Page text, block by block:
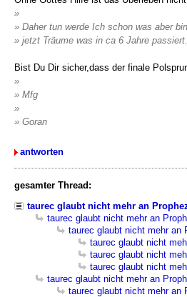
»
» Daher tun werde Ich schon was aber
» jetzt Träume was in ca 6 Jahre passiert.
Bist Du Dir sicher,dass der finale
»
» Mfg
»
» Goran
antworten
gesamter Thread:
taurec glaubt nicht mehr an
taurec glaubt nicht mehr an
taurec glaubt nicht mehr an
taurec glaubt nicht
taurec glaubt nicht
taurec glaubt nicht
taurec glaubt nicht mehr an
taurec glaubt nicht mehr an